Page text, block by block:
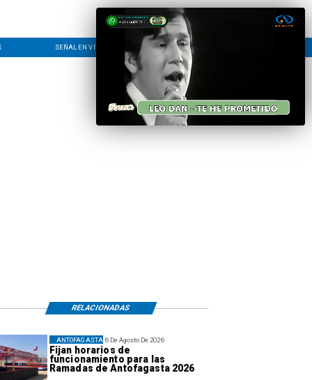
SEÑAL EN VIVO CONTACTO
6 De Agosto De 2026
Fijan horarios de
funcionamiento para las
Ramadas de Antofagasta 2026
ANTOFAGASTA
RELACIONADAS